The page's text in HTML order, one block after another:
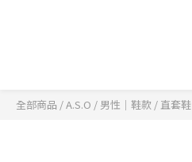
全部商品 /A.S.O / 男性｜鞋款 /直套鞋